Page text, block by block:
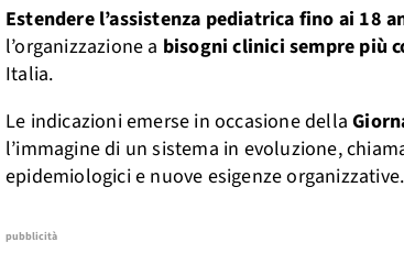
Estendere l’assistenza pediatrica fino ai 18
l’organizzazione a bisogni clinici sempre più
Italia.
Le indicazioni emerse in occasione della
l’immagine di un sistema in evoluzione,
epidemiologici e nuove esigenze organizzative.
pubblicità